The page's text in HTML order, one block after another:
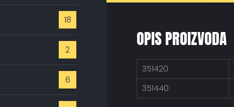
OPIS PROIZVODA
351420
351440
18
2
6